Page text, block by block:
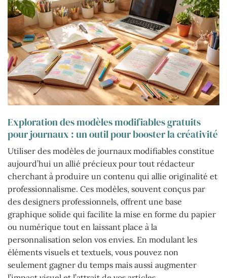
Exploration des modèles modifiables gratuits
pour journaux : un outil pour booster la créativité
Utiliser des modèles de journaux modifiables constitue
aujourd’hui un allié précieux pour tout rédacteur
cherchant à produire un contenu qui allie originalité et
professionnalisme. Ces modèles, souvent conçus par
des designers professionnels, offrent une base
graphique solide qui facilite la mise en forme du papier
ou numérique tout en laissant place à la
personnalisation selon vos envies. En modulant les
éléments visuels et textuels, vous pouvez non
seulement gagner du temps mais aussi augmenter